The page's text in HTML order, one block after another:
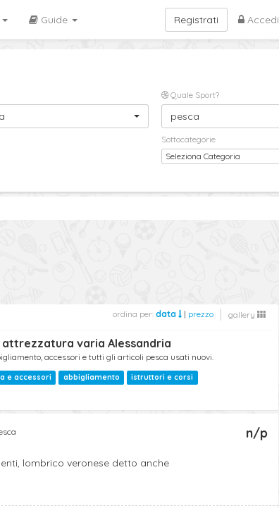
Guide Accedi
Registrati
Quale Sport?
pesca
Sottocategorie
Seleziona Categoria
ordina per: data | prezzo gallery
attrezzatura varia Alessandria
accessori e tutti gli articoli pesca usati nuovi.
e accessori abbigliamento
istruttori e corsi
lombrico veronese detto anche
n/p